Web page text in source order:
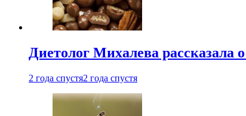
Диетолог Михалева рассказала
2 года спустя2 года спустя